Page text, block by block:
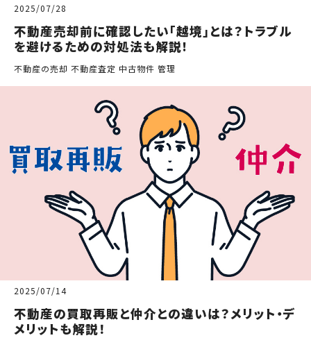
2025/07/28
不動産売却前に確認したい「越境」とは？トラブル
を避けるための対処法も解説!
不動産の売却 不動産査定 中古物件 管理
2025/07/14
不動産の買取再販と仲介との違いは？メリット・デ
メリットも解説！